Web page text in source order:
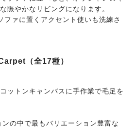
アケーラ
ッキー（新作）
ソ ミル（新作）
賑やかなリビングになります。
ファに置くアクセント使いも洗練さ
（全17種）
ットンキャンバスに手作業で毛足を
の中で最もバリエーション豊富な